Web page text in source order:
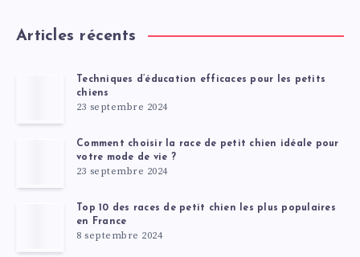
Articles récents
Techniques d’éducation efficaces pour les petits
chiens
23 septembre 2024
Comment choisir la race de petit chien idéale pour
votre mode de vie ?
23 septembre 2024
Top 10 des races de petit chien les plus populaires
en France
8 septembre 2024